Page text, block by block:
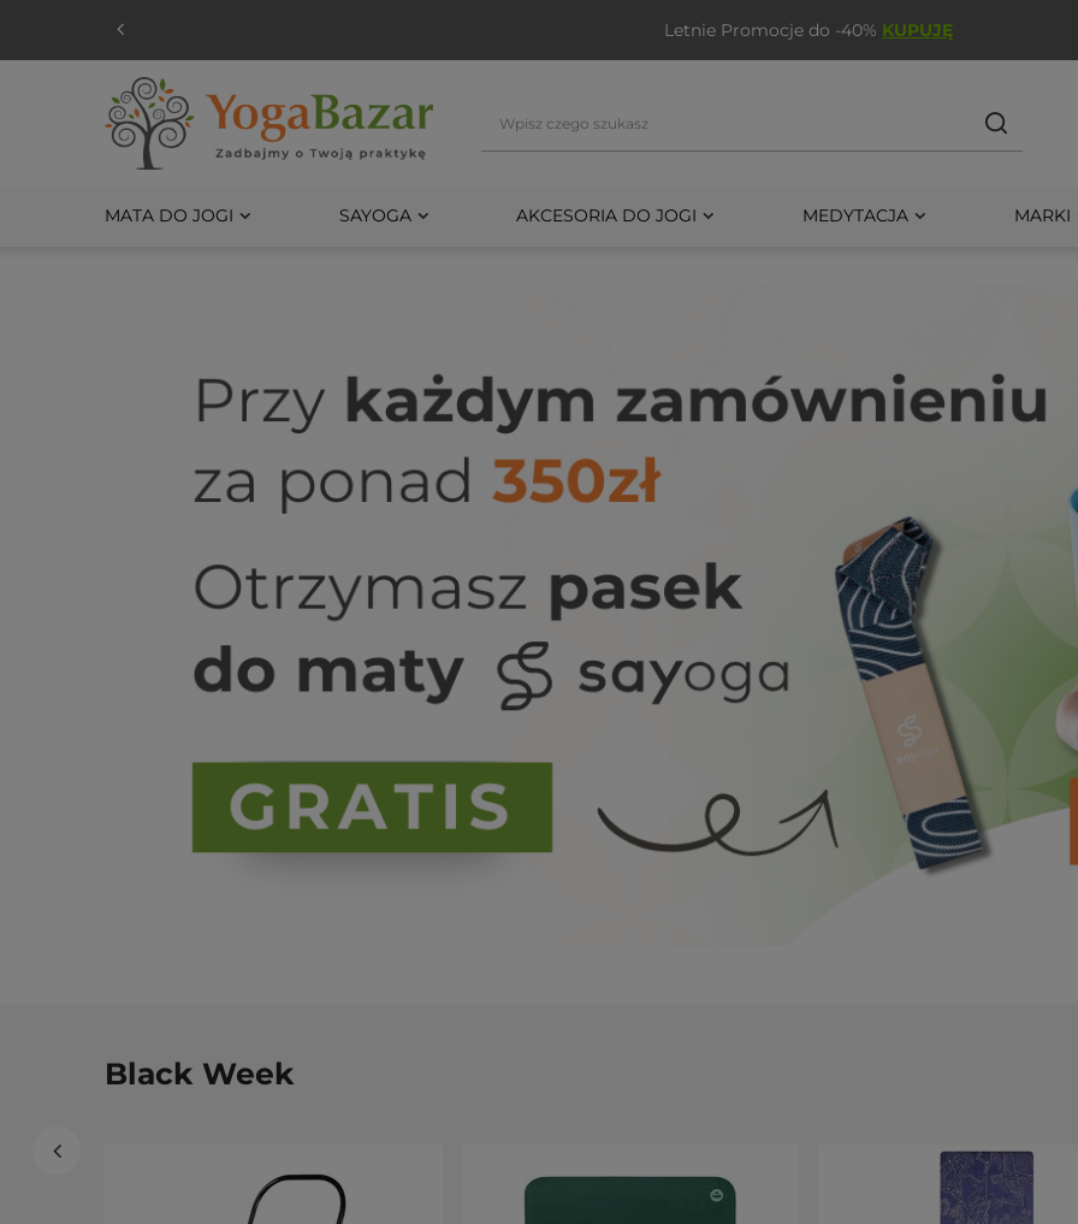
Darmowy miesiąc w PortalYogi przy zakupie dowolnego produktu
MATA DO JOGI SAYOGA AKCESORIA DO JOGI MEDYTACJA MARKI
Black Week